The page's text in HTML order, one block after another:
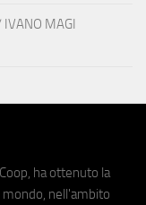
IVANO MAGI
ha ottenuto la
mondo, nell'ambito